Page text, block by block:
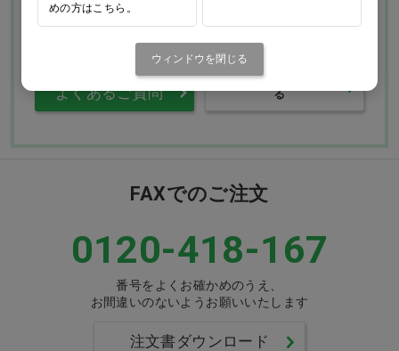
返品・交換につい
修理・保証につい
よくあるご質問
ご利用ガイドを詳しく見
る
FAXでのご注文
0120-418-167
番号をよくお確かめのうえ、
お間違いのないようお願いいたします
注文書ダウンロード
めの方はこちら。
ウィンドウを閉じる